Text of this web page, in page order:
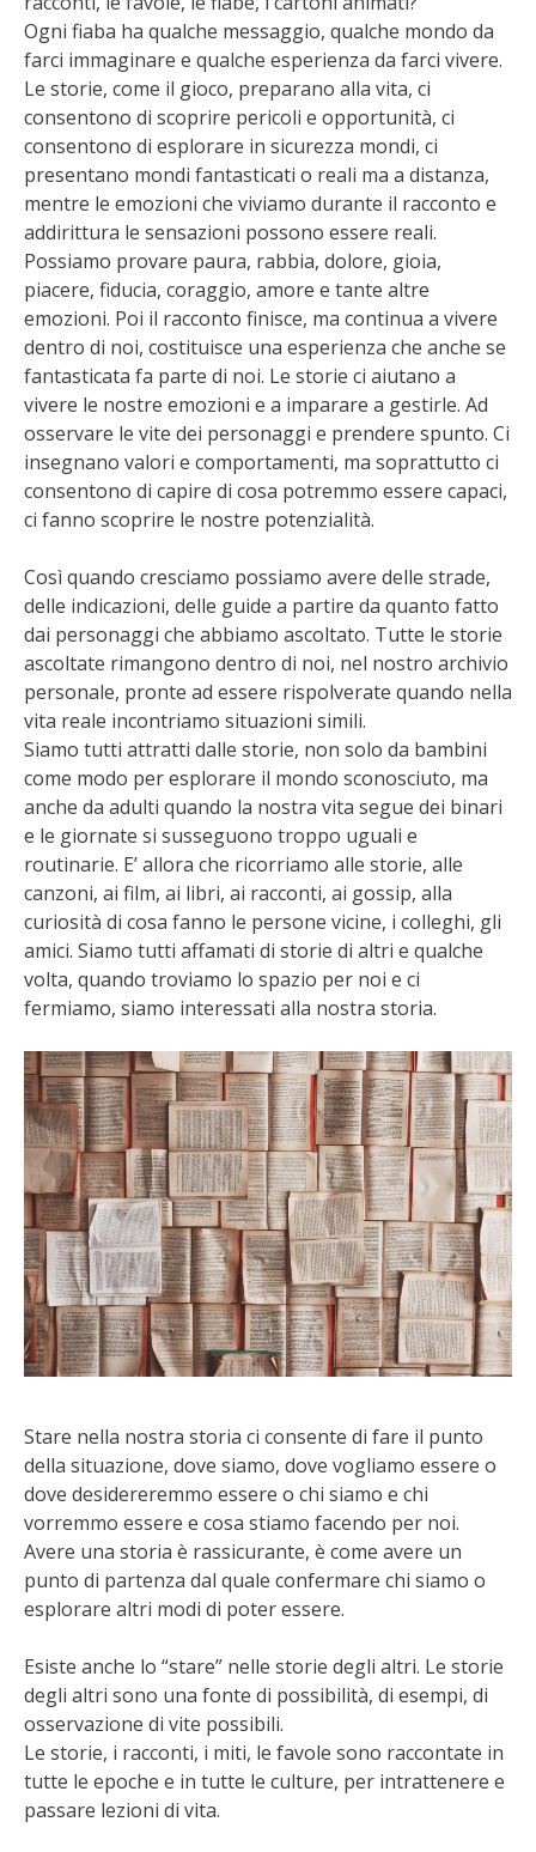
Ogni fiaba ha qualche messaggio, qualche mondo da
farci immaginare e qualche esperienza da farci vivere.
Le storie, come il gioco, preparano alla vita, ci
consentono di scoprire pericoli e opportunità, ci
consentono di esplorare in sicurezza mondi, ci
presentano mondi fantasticati o reali ma a distanza,
mentre le emozioni che viviamo durante il racconto e
addirittura le sensazioni possono essere reali.
Possiamo provare paura, rabbia, dolore, gioia,
piacere, fiducia, coraggio, amore e tante altre
emozioni. Poi il racconto finisce, ma continua a vivere
dentro di noi, costituisce una esperienza che anche se
fantasticata fa parte di noi. Le storie ci aiutano a
vivere le nostre emozioni e a imparare a gestirle. Ad
osservare le vite dei personaggi e prendere spunto. Ci
insegnano valori e comportamenti, ma soprattutto ci
consentono di capire di cosa potremmo essere capaci,
ci fanno scoprire le nostre potenzialità.
Così quando cresciamo possiamo avere delle strade,
delle indicazioni, delle guide a partire da quanto fatto
dai personaggi che abbiamo ascoltato. Tutte le storie
ascoltate rimangono dentro di noi, nel nostro archivio
personale, pronte ad essere rispolverate quando nella
vita reale incontriamo situazioni simili.
Siamo tutti attratti dalle storie, non solo da bambini
come modo per esplorare il mondo sconosciuto, ma
anche da adulti quando la nostra vita segue dei binari
e le giornate si susseguono troppo uguali e
routinarie. E’ allora che ricorriamo alle storie, alle
canzoni, ai film, ai libri, ai racconti, ai gossip, alla
curiosità di cosa fanno le persone vicine, i colleghi, gli
amici. Siamo tutti affamati di storie di altri e qualche
volta, quando troviamo lo spazio per noi e ci
fermiamo, siamo interessati alla nostra storia.
Stare nella nostra storia ci consente di fare il punto
della situazione, dove siamo, dove vogliamo essere o
dove desidereremmo essere o chi siamo e chi
vorremmo essere e cosa stiamo facendo per noi.
Avere una storia è rassicurante, è come avere un
punto di partenza dal quale confermare chi siamo o
esplorare altri modi di poter essere.
Esiste anche lo “stare” nelle storie degli altri. Le storie
degli altri sono una fonte di possibilità, di esempi, di
osservazione di vite possibili.
Le storie, i racconti, i miti, le favole sono raccontate in
tutte le epoche e in tutte le culture, per intrattenere e
passare lezioni di vita.